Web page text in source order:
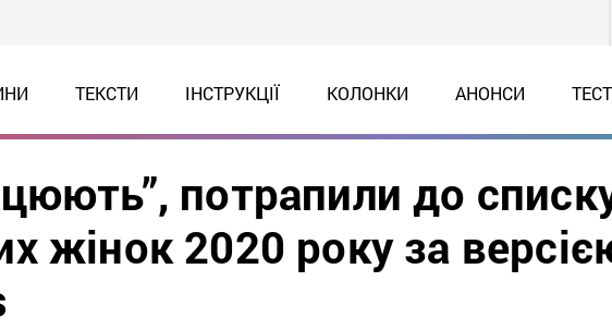
ТЕКСТИ ІНСТРУКЦІЇ КОЛОНКИ АНОНСИ
потрапили до
жінок 2020 року за